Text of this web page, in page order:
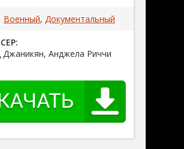
Военный, Документальный
Джаникян, Анджела Риччи